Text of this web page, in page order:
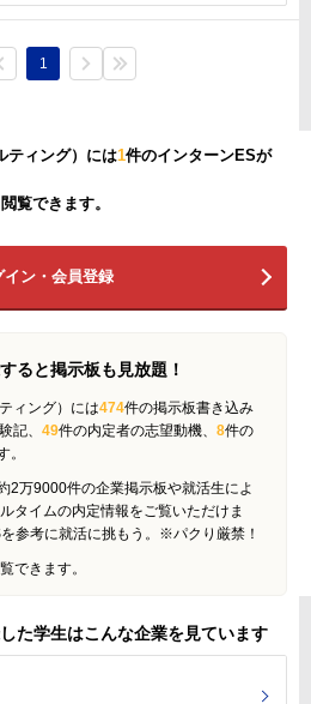
1
ティング）には1件のインターンESが
覧できます。
イン・会員登録
ると掲示板も見放題！
ィング）には474件の掲示板書き込み
記、 49件の内定者の志望動機、 8件の
。
2万9000件の企業掲示板や就活生によ
タイムの内定情報をご覧いただけま
参考に就活に挑もう。※パクり厳禁！
できます。
た学生はこんな企業を見ています